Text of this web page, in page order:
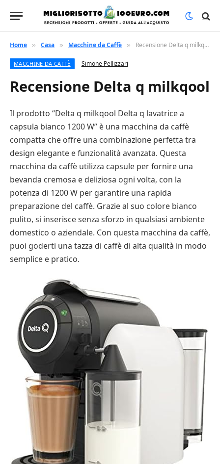
Home » Casa » Macchine da Caffè » Recensione Delta q milkqool
MACCHINE DA CAFFÈ Simone Pellizzari
Recensione Delta q milkqool
Il prodotto “Delta q milkqool Delta q lavatrice a
capsula bianco 1200 W” è una macchina da caffè
compatta che offre una combinazione perfetta tra
design elegante e funzionalità avanzata. Questa
macchina da caffè utilizza capsule per fornire una
bevanda cremosa e deliziosa ogni volta, con la
potenza di 1200 W per garantire una rapida
preparazione del caffè. Grazie al suo colore bianco
pulito, si inserisce senza sforzo in qualsiasi ambiente
domestico o aziendale. Con questa macchina da caffè,
puoi goderti una tazza di caffè di alta qualità in modo
semplice e pratico.